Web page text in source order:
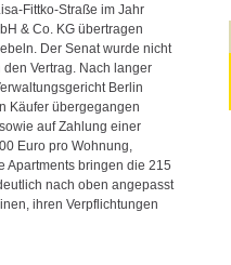
Fittko-Straße im Jahr
& Co. KG übertragen
Der Senat wurde nicht
Vertrag. Nach langer
Berlin
Käufer übergegangen
auf Zahlung einer
Euro pro Wohnung,
Apartments bringen die 215
nach oben angepasst
ihren Verpflichtungen